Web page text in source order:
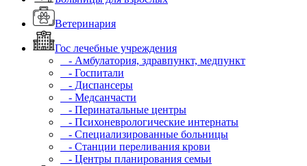
Ветеринария
Гос лечебные учреждения
- Амбулатория, здравпункт, медпункт
- Госпитали
- Диспансеры
- Медсанчасти
- Перинатальные центры
- Психоневрологические интернаты
- Специализированные больницы
- Станции переливания крови
- Центры планирования семьи